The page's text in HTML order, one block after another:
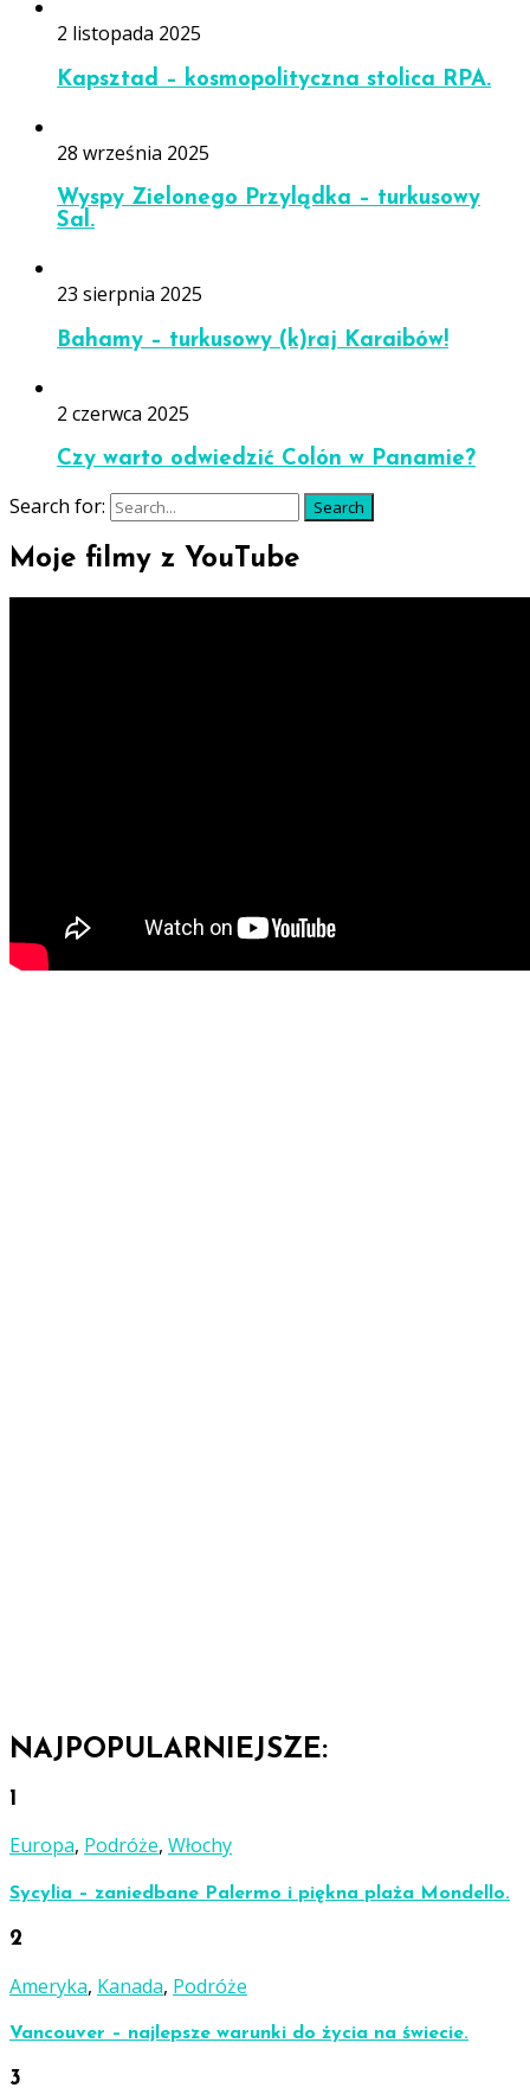
2 listopada 2025
Kapsztad – kosmopolityczna stolica RPA.
28 września 2025
Wyspy Zielonego Przylądka – turkusowy
Sal.
23 sierpnia 2025
Bahamy – turkusowy (k)raj Karaibów!
2 czerwca 2025
Czy warto odwiedzić Colón w Panamie?
Search for: Search
Moje filmy z YouTube
NAJPOPULARNIEJSZE:
1
Europa, Podróże, Włochy
Sycylia – zaniedbane Palermo i piękna plaża Mondello.
2
Ameryka, Kanada, Podróże
Vancouver – najlepsze warunki do życia na świecie.
3